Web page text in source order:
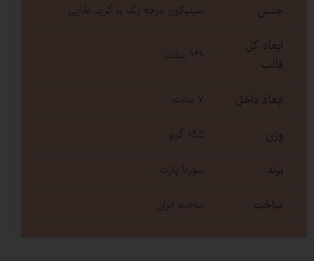
جنس سیلیکون درجه یک با گرید غذایی
ابعاد کل
قالب
9*9 سانت
ابعاد داخل 7 سانت
وزن 155 گرم
برند سورنا پارت
ساخت ساخت ایران